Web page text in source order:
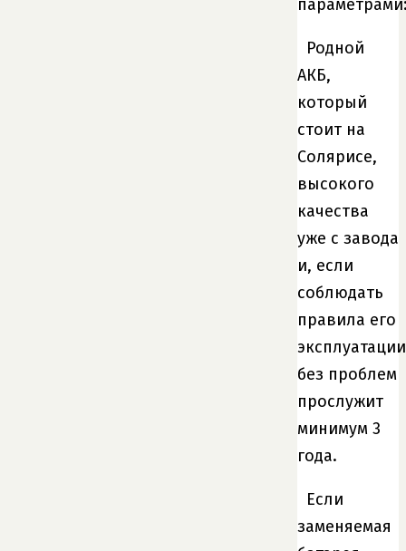
Родной
АКБ,
который
стоит на
Солярисе,
высокого
качества
уже с завода
и, если
соблюдать
правила его
без проблем
прослужит
минимум 3
года.
Если
заменяемая